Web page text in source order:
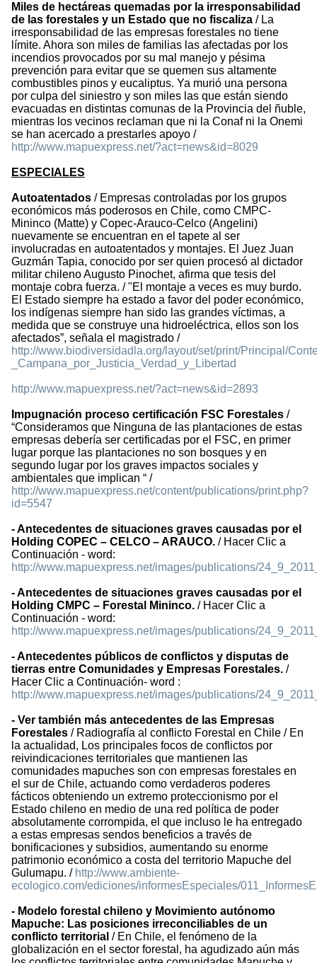
Miles de hectáreas quemadas por la irresponsabilidad
de las forestales y un Estado que no fiscaliza / La
irresponsabilidad de las empresas forestales no tiene
límite. Ahora son miles de familias las afectadas por los
incendios provocados por su mal manejo y pésima
prevención para evitar que se quemen sus altamente
combustibles pinos y eucaliptus. Ya murió una persona
por culpa del siniestro y son miles las que están siendo
evacuadas en distintas comunas de la Provincia del ñuble,
mientras los vecinos reclaman que ni la Conaf ni la Onemi
se han acercado a prestarles apoyo /
http://www.mapuexpress.net/?act=news&id=8029
ESPECIALES
Autoatentados / Empresas controladas por los grupos
económicos más poderosos en Chile, como CMPC-
Mininco (Matte) y Copec-Arauco-Celco (Angelini)
nuevamente se encuentran en el tapete al ser
involucradas en autoatentados y montajes. El Juez Juan
Guzmán Tapia, conocido por ser quien procesó al dictador
militar chileno Augusto Pinochet, afirma que tesis del
montaje cobra fuerza. / "El montaje a veces es muy burdo.
El Estado siempre ha estado a favor del poder económico,
los indígenas siempre han sido las grandes víctimas, a
medida que se construye una hidroeléctrica, ellos son los
afectados”, señala el magistrado /
http://www.biodiversidadla.org/layout/set/print/Principal/
_Campana_por_Justicia_Verdad_y_Libertad
http://www.mapuexpress.net/?act=news&id=2893
Impugnación proceso certificación FSC Forestales /
“Consideramos que Ninguna de las plantaciones de estas
empresas debería ser certificadas por el FSC, en primer
lugar porque las plantaciones no son bosques y en
segundo lugar por los graves impactos sociales y
ambientales que implican “ /
http://www.mapuexpress.net/content/publications/print.php?
id=5547
- Antecedentes de situaciones graves causadas por el
Holding COPEC – CELCO – ARAUCO. / Hacer Clic a
Continuación - word:
http://www.mapuexpress.net/images/publications/
- Antecedentes de situaciones graves causadas por el
Holding CMPC – Forestal Mininco. / Hacer Clic a
Continuación - word:
http://www.mapuexpress.net/images/publications/
- Antecedentes públicos de conflictos y disputas de
tierras entre Comunidades y Empresas Forestales. /
Hacer Clic a Continuación- word :
http://www.mapuexpress.net/images/publications/
- Ver también más antecedentes de las Empresas
Forestales / Radiografía al conflicto Forestal en Chile / En
la actualidad, Los principales focos de conflictos por
reivindicaciones territoriales que mantienen las
comunidades mapuches son con empresas forestales en
el sur de Chile, actuando como verdaderos poderes
fácticos obteniendo un extremo proteccionismo por el
Estado chileno en medio de una red política de poder
absolutamente corrompida, el que incluso le ha entregado
a estas empresas sendos beneficios a través de
bonificaciones y subsidios, aumentando su enorme
patrimonio económico a costa del territorio Mapuche del
Gulumapu. / http://www.ambiente-
ecologico.com/ediciones/informesEspeciales/
- Modelo forestal chileno y Movimiento autónomo
Mapuche: Las posiciones irreconciliables de un
conflicto territorial / En Chile, el fenómeno de la
globalización en el sector forestal, ha agudizado aún más